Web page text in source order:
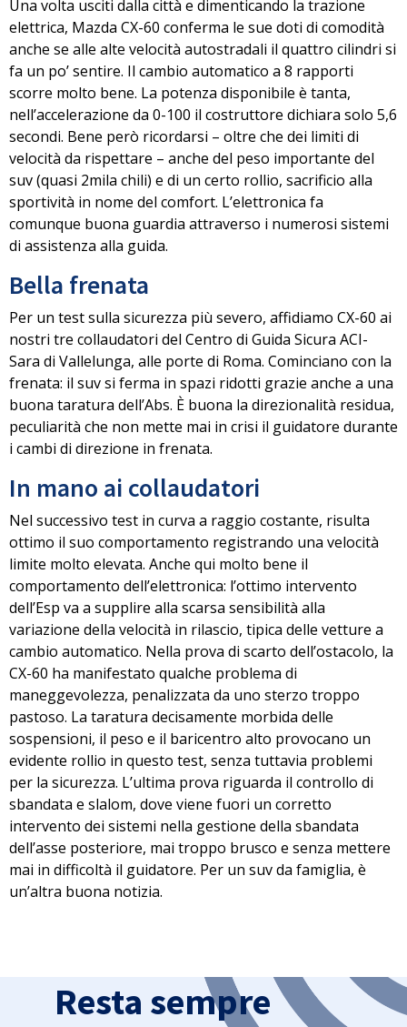
Una volta usciti dalla città e dimenticando la trazione
elettrica, Mazda CX-60 conferma le sue doti di comodità
anche se alle alte velocità autostradali il quattro cilindri si
fa un po’ sentire. Il cambio automatico a 8 rapporti
scorre molto bene. La potenza disponibile è tanta,
nell’accelerazione da 0-100 il costruttore dichiara solo 5,6
secondi. Bene però ricordarsi – oltre che dei limiti di
velocità da rispettare – anche del peso importante del
suv(quasi 2mila chili) e di un certo rollio, sacrificio alla
sportività in nome del comfort. L’elettronica fa
comunque buona guardia attraverso i numerosi sistemi
di assistenza alla guida.
Bella frenata
Per un test sulla sicurezza più severo, affidiamo CX-60 ai
nostri tre collaudatori del Centro di Guida Sicura ACI-
Sara di Vallelunga, alle porte di Roma. Cominciano con la
frenata: il suv si ferma in spazi ridotti grazie anche a una
buona taratura dell’Abs. È buona la direzionalità residua,
peculiarità che non mette mai in crisi il guidatore durante
i cambi di direzione in frenata.
In mano ai collaudatori
Nel successivo test in curva a raggio costante, risulta
ottimo il suo comportamento registrando una velocità
limite molto elevata. Anche qui molto bene il
comportamento dell’elettronica: l’ottimo intervento
dell’Esp va a supplire alla scarsa sensibilità alla
variazione della velocità in rilascio, tipica delle vetture a
cambio automatico. Nella prova di scarto dell’ostacolo, la
CX-60 ha manifestato qualche problema di
maneggevolezza, penalizzata da uno sterzo troppo
pastoso. La taratura decisamente morbida delle
sospensioni, il peso e il baricentro alto provocano un
evidente rollio in questo test, senza tuttavia problemi
per la sicurezza. L’ultima prova riguarda il controllo di
sbandata e slalom, dove viene fuori un corretto
intervento dei sistemi nella gestione della sbandata
dell’asse posteriore, mai troppo brusco e senza mettere
mai in difficoltà il guidatore. Per un suv da famiglia, è
un’altra buona notizia.
Resta sempre